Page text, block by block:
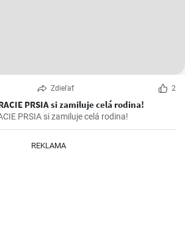
Zdieľať 2
PRSIA si zamiluje celá rodina!
PRSIA si zamiluje celá rodina!
REKLAMA